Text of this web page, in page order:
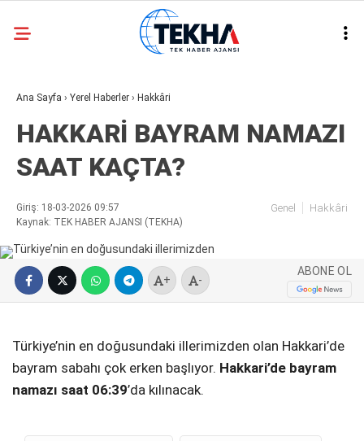
WhatsApp İhbar
30.1
ASAYIŞ
GÜNDEM
EKONOMI
POLITIKA
SIYASET
METEOROLOJI
SPOR
Ana Sayfa › Yerel Haberler › Hakkâri
HAKKARİ BAYRAM NAMAZI
SAAT KAÇTA?
Giriş: 18-03-2026 09:57
Kaynak: TEK HABER AJANSI (TEKHA)
Genel Hakkâri
+ -
ABONE OL
Türkiye’nin en doğusundaki illerimizden olan Hakkari’de
bayram sabahı çok erken başlıyor. Hakkari’de bayram
namazı saat 06:39’da kılınacak.